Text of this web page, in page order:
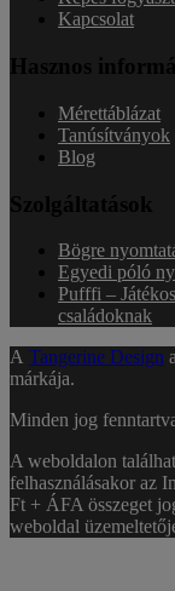
Kapcsolat
Hasznos
Mérettáblázat
Tanúsítványok
Blog
Szolgáltatások
Bögre
Egyedi póló
Pufffi –
családoknak
A Tangerine Design
márkája.
Minden jog
A weboldalon
felhasználásakor az
Ft + ÁFA összeget
weboldal